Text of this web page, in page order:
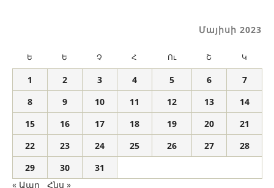
Մայիսի 2023
Ե Ե Չ Հ Ու Շ Կ
1 2 3 4 5 6
7
8
9 10 11 12 13
14
15
16 17 18 19 20
21
22
23 24 25 26 27
28
29
30
31
« Ապր
Հնս »